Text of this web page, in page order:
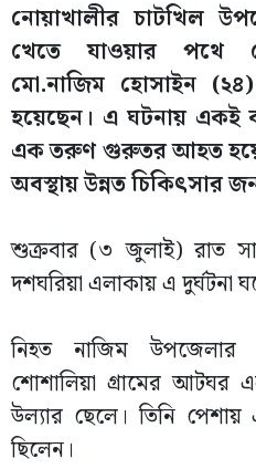
নোয়াখালীর চাটখিল
খেতে যাওয়ার পথে
মো.নাজিম হোসাইন
হয়েছেন। এ ঘটনায় একই
এক তরুণ গুরুতর আহত
অবস্থায় উন্নত চিকিৎসার
শুক্রবার (৩ জুলাই) রাত
দশঘরিয়া এলাকায় এ দুর্ঘটনা
নিহত নাজিম উপজেলার
শোশালিয়া গ্রামের আটঘর
উল্যার ছেলে। তিনি
ছিলেন।